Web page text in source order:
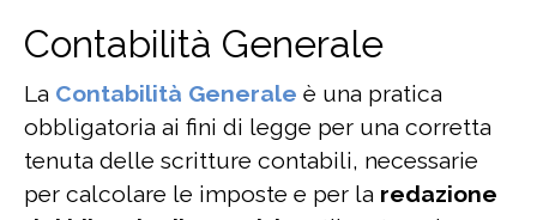
Contabilità Generale
La Contabilità Generale è una pratica
obbligatoria ai fini di legge per una corretta
tenuta delle scritture contabili, necessarie
per calcolare le imposte e per la redazione